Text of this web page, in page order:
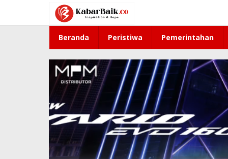
konten
Beranda Peristiwa Pemerintahan